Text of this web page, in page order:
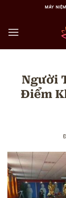
nội
MÁY
Người
Điểm